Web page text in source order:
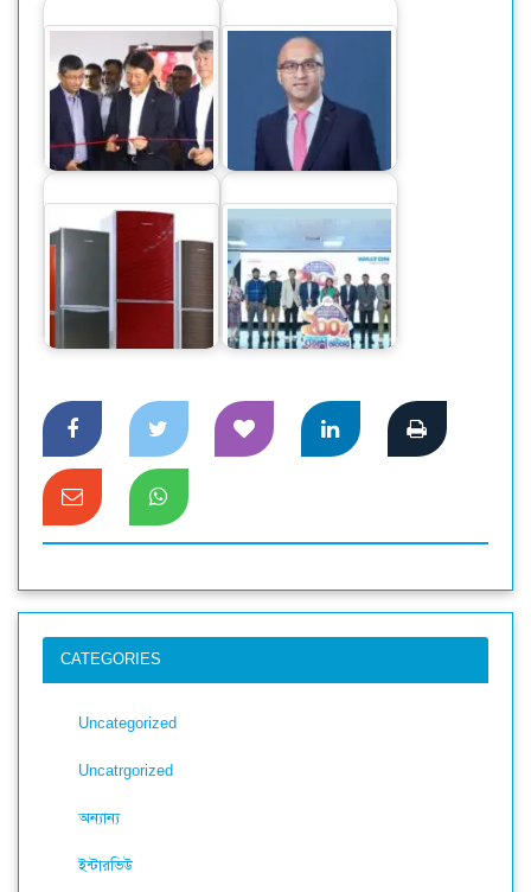
ক্যানন বিজনেস সেন্টার
উদ্বোধন হলো ঢাকায়
‘সিটি ব্যাংকের নিট
মুনাফা ১ হাজার ১৪
কোটি টাকা’
দেশি ফ্রিজে স্বপ্নপূরণ
ওয়ালটন ফ্রিজ কিনে
কোটি কোটি টাকার
ক্যাশব্যাকের সুযোগ
CATEGORIES
Uncategorized
Uncatrgorized
অন্যান্য
ইন্টারভিউ